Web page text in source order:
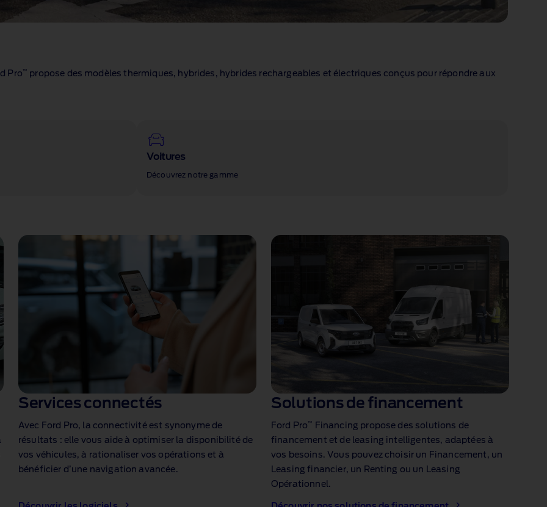
Pro ™
propose des modèles thermiques, hybrides, hybrides rechargeables et électriques conçus pour répondre aux
Voitures
Découvrez notre gamme
Services connectés
Avec Ford Pro, la connectivité est synonyme de
résultats : elle vous aide à optimiser la disponibilité de
vos véhicules, à rationaliser vos opérations et à
bénéficier d’une navigation avancée.
Solutions de financement
Ford Pro ™
Financing propose des solutions de
financement et de leasing intelligentes, adaptées à
vos besoins. Vous pouvez choisir un Financement, un
Leasing financier, un Renting ou un Leasing
Opérationnel.